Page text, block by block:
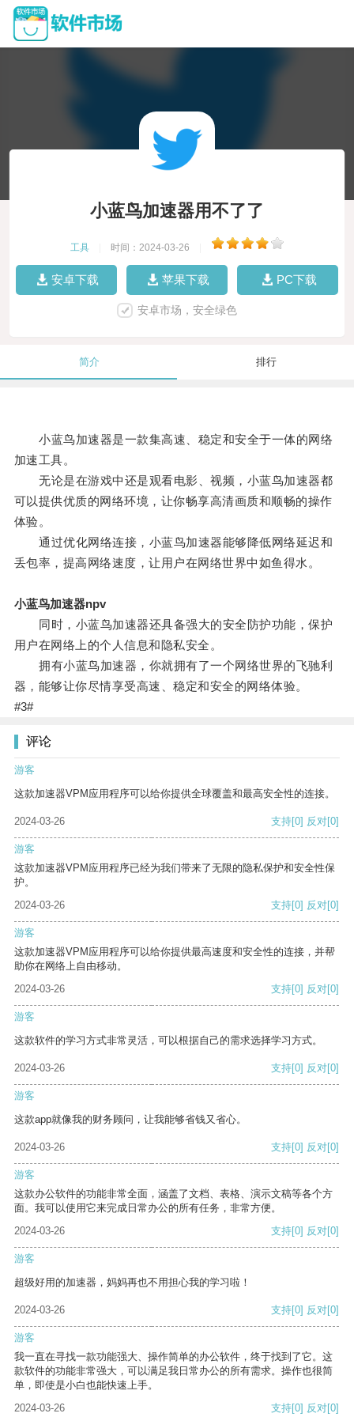
小蓝鸟加速器用不了了
工具 时间：2024-03-26
安卓下载 苹果下载 PC下载
安卓市场，安全绿色
简介 排行
小蓝鸟加速器是一款集高速、稳定和安全于一体的网络
加速工具。
无论是在游戏中还是观看电影、视频，小蓝鸟加速器都
可以提供优质的网络环境，让你畅享高清画质和顺畅的操作
体验。
通过优化网络连接，小蓝鸟加速器能够降低网络延迟和
丢包率，提高网络速度，让用户在网络世界中如鱼得水。
小蓝鸟加速器npv
同时，小蓝鸟加速器还具备强大的安全防护功能，保护
用户在网络上的个人信息和隐私安全。
拥有小蓝鸟加速器，你就拥有了一个网络世界的飞驰利
器，能够让你尽情享受高速、稳定和安全的网络体验。
#3#
评论
游客
这款加速器VPM应用程序可以给你提供全球覆盖和最高安全性的连接。
2024-03-26 支持[0] 反对[0]
游客
这款加速器VPM应用程序已经为我们带来了无限的隐私保护和安全性保
护。
2024-03-26
支持[0] 反对[0]
游客
这款加速器VPM应用程序可以给你提供最高速度和安全性的连接，并帮
助你在网络上自由移动。
2024-03-26
支持[0] 反对[0]
游客
这款软件的学习方式非常灵活，可以根据自己的需求选择学习方式。
2024-03-26 支持[0] 反对[0]
游客
这款app就像我的财务顾问，让我能够省钱又省心。
2024-03-26 支持[0] 反对[0]
游客
这款办公软件的功能非常全面，涵盖了文档、表格、演示文稿等各个方
面。我可以使用它来完成日常办公的所有任务，非常方便。
2024-03-26
支持[0] 反对[0]
游客
超级好用的加速器，妈妈再也不用担心我的学习啦！
2024-03-26 支持[0] 反对[0]
游客
我一直在寻找一款功能强大、操作简单的办公软件，终于找到了它。这
款软件的功能非常强大，可以满足我日常办公的所有需求。操作也很简
单，即使是小白也能快速上手。
2024-03-26
支持[0] 反对[0]